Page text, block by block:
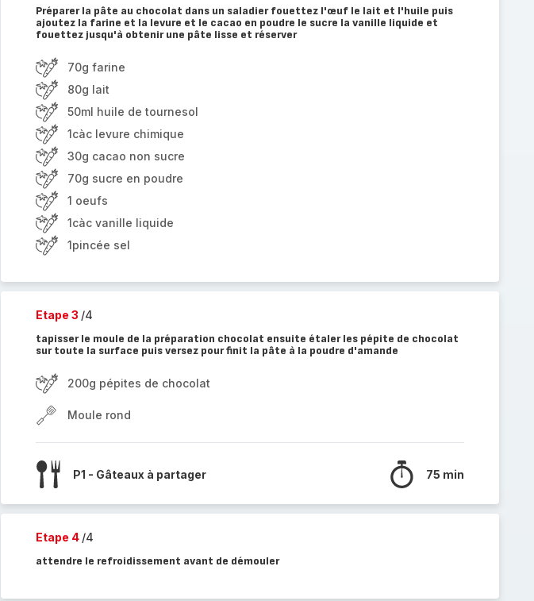
Préparer la pâte au chocolat dans un saladier fouettez l'œuf le lait et l'huile puis
ajoutez la farine et la levure et le cacao en poudre le sucre la vanille liquide et
fouettez jusqu'à obtenir une pâte lisse et réserver
70g farine
80g lait
50ml huile de tournesol
1càc levure chimique
30g cacao non sucre
70g sucre en poudre
1 oeufs
1càc vanille liquide
1pincée sel
Etape 3 /4
tapisser le moule de la préparation chocolat ensuite étaler les pépite de chocolat
sur toute la surface puis versez pour finit la pâte à la poudre d'amande
200g pépites de chocolat
Moule rond
P1 - Gâteaux à partager 75 min
Etape 4 /4
attendre le refroidissement avant de démouler